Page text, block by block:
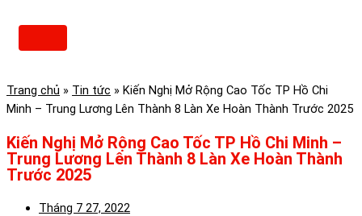
contentMenu
Trang chủ » Tin tức » Kiến Nghị Mở Rộng Cao Tốc TP Hồ Chi
Minh – Trung Lương Lên Thành 8 Làn Xe Hoàn Thành Trước 2025
Kiến Nghị Mở Rộng Cao Tốc TP Hồ Chi Minh –
Trung Lương Lên Thành 8 Làn Xe Hoàn Thành
Trước 2025
Tháng 7 27, 2022